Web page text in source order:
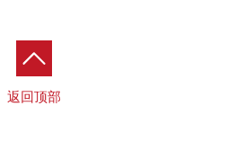
返回顶部